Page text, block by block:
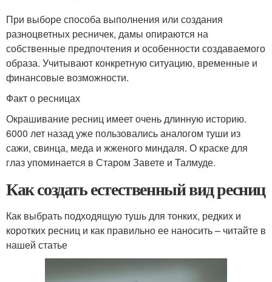
При выборе способа выполнения или создания
разноцветных ресничек, дамы опираются на
собственные предпочтения и особенности создаваемого
образа. Учитывают конкретную ситуацию, временные и
финансовые возможности.
Факт о ресницах
Окрашивание ресниц имеет очень длинную историю.
6000 лет назад уже пользовались аналогом туши из
сажи, свинца, меда и жженого миндаля. О краске для
глаз упоминается в Старом Завете и Талмуде.
Как создать естественный вид ресниц
Как выбрать подходящую тушь для тонких, редких и
коротких ресниц и как правильно ее наносить – читайте в
нашей статье